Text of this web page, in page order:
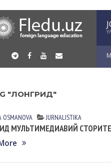
"ЛОНГРИД"
OSMАNOVА JURNALISTIKA
МУЛЬТИМЕДИАВИЙ